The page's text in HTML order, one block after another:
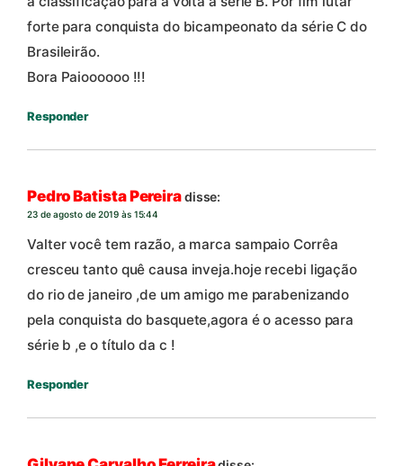
forte para conquista do bicampeonato da série C do
Brasileirão.
Bora Paioooooo !!!
Responder
Pedro Batista Pereiradisse:
23 de agosto de 2019 às 15:44
Valter você tem razão, a marca sampaio Corrêa
cresceu tanto quê causa inveja.hoje recebi ligação
do rio de janeiro ,de um amigo me parabenizando
pela conquista do basquete,agora é o acesso para
série b ,e o título da c !
Responder